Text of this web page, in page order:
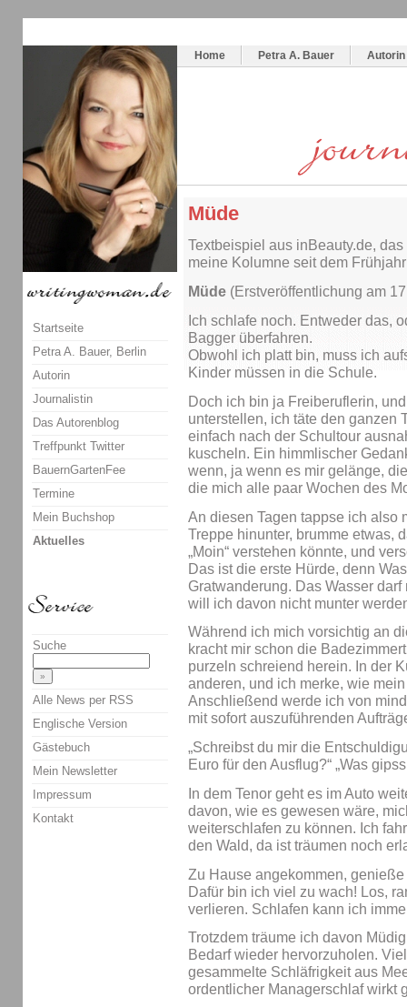
Home
Petra A. Bauer Autorin
Müde
Textbeispiel aus inBeauty.de,
meine Kolumne seit dem
Müde (Erstveröffentlichung am
Ich schlafe noch. Entweder das,
Bagger überfahren.
Obwohl ich platt bin, muss ich
Kinder müssen in die Schule.
Doch ich bin ja Freiberuflerin,
unterstellen, ich täte den ganzen
einfach nach der Schultour
kuscheln. Ein himmlischer
wenn, ja wenn es mir gelänge,
die mich alle paar Wochen des
An diesen Tagen tappse ich also
Treppe hinunter, brumme etwas,
„Moin“ verstehen könnte, und
Das ist die erste Hürde, denn
Gratwanderung. Das Wasser
will ich davon nicht munter
Während ich mich vorsichtig an
kracht mir schon die
purzeln schreiend herein. In der
anderen, und ich merke, wie
Anschließend werde ich von
mit sofort auszuführenden
„Schreibst du mir die
Euro für den Ausflug?“ „Was
In dem Tenor geht es im Auto
davon, wie es gewesen wäre,
weiterschlafen zu können. Ich
den Wald, da ist träumen noch
Zu Hause angekommen,
Dafür bin ich viel zu wach! Los,
verlieren. Schlafen kann ich
Trotzdem träume ich davon
Bedarf wieder hervorzuholen.
gesammelte Schläfrigkeit aus
ordentlicher Managerschlaf wirkt
Startseite
Petra A. Bauer, Berlin
Autorin
Journalistin
Das Autorenblog
Treffpunkt Twitter
BauernGartenFee
Termine
Mein Buchshop
Aktuelles
Suche
Alle News per RSS
Englische Version
Gästebuch
Mein Newsletter
Impressum
Kontakt